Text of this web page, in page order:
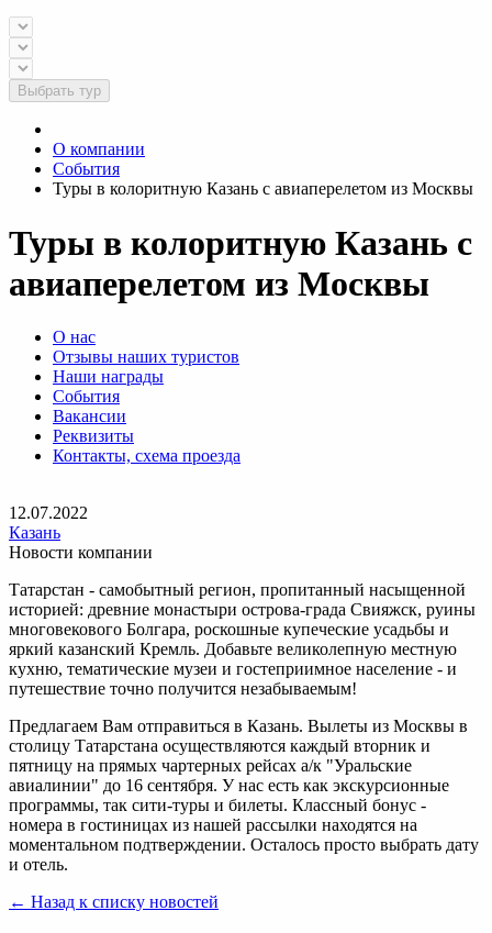
Выбрать тур
О компании
События
Туры в колоритную Казань с авиаперелетом из Москвы
Туры в колоритную Казань с
авиаперелетом из Москвы
О нас
Отзывы наших туристов
Наши награды
События
Вакансии
Реквизиты
Контакты, схема проезда
12.07.2022
Казань
Новости компании
Татарстан - самобытный регион, пропитанный насыщенной
историей: древние монастыри острова-града Свияжск, руины
многовекового Болгара, роскошные купеческие усадьбы и
яркий казанский Кремль. Добавьте великолепную местную
кухню, тематические музеи и гостеприимное население - и
путешествие точно получится незабываемым!
Предлагаем Вам отправиться в Казань. Вылеты из Москвы в
столицу Татарстана осуществляются каждый вторник и
пятницу на прямых чартерных рейсах а/к "Уральские
авиалинии" до 16 сентября. У нас есть как экскурсионные
программы, так сити-туры и билеты. Классный бонус -
номера в гостиницах из нашей рассылки находятся на
моментальном подтверждении. Осталось просто выбрать дату
и отель.
← Назад к списку новостей